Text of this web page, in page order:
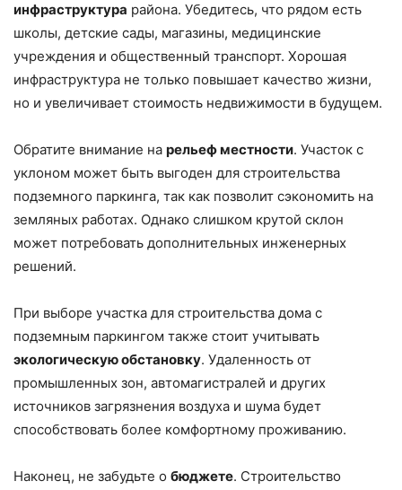
инфраструктура района. Убедитесь, что рядом есть
школы, детские сады, магазины, медицинские
учреждения и общественный транспорт. Хорошая
инфраструктура не только повышает качество жизни,
но и увеличивает стоимость недвижимости в будущем.
Обратите внимание на рельеф местности. Участок с
уклоном может быть выгоден для строительства
подземного паркинга, так как позволит сэкономить на
земляных работах. Однако слишком крутой склон
может потребовать дополнительных инженерных
решений.
При выборе участка для строительства дома с
подземным паркингом также стоит учитывать
экологическую обстановку. Удаленность от
промышленных зон, автомагистралей и других
источников загрязнения воздуха и шума будет
способствовать более комфортному проживанию.
Наконец, не забудьте о бюджете. Строительство